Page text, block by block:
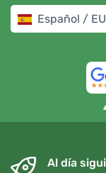
Español /
Al día